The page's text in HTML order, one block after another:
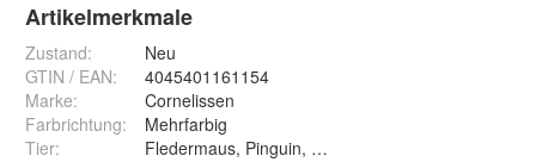
Artikelmerkmale
Zustand:
Neu
GTIN / EAN:
4045401161154
Marke:
Cornelissen
Farbrichtung:
Mehrfarbig
Tier: